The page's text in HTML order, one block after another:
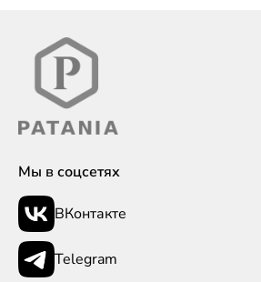
Мы в соцсетях
ВКонтакте
Telegram